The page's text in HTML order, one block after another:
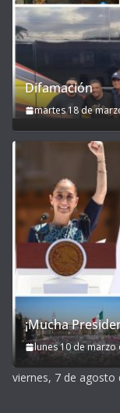
Difamación
martes 18 de
¡Mucha
lunes 10 de marzo
viernes, 7 de agosto